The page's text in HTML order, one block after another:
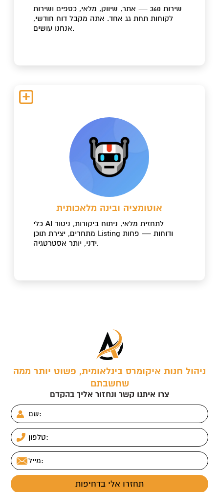
שירות 360 — אתר, שיווק, מלאי, כספים ושירות
לקוחות תחת גג אחד. אתה מקבל דוח חודשי,
אנחנו עושים.
אוטומציה ובינה מלאכותית
כלי AI לתחזית מלאי, ניתוח ביקורות, ניטור
מתחרים, יצירת תוכן Listing ודוחות — פחות
ידני, יותר אסטרטגיה.
ניהול חנות איקומרס בינלאומית, פשוט יותר ממה
שחשבתם
צרו איתנו קשר ונחזור אליך בהקדם